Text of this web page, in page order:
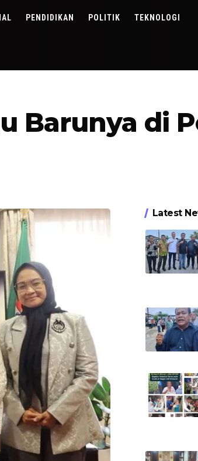
PENDIDIKAN POLITIK TEKNOLOGI
Barunya di
Latest